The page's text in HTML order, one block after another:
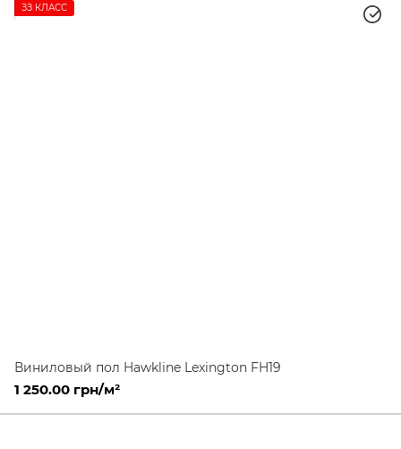
ЗЗ КЛАСС
Виниловый пол Hawkline Lexington FH19
1 250.00 грн/м²